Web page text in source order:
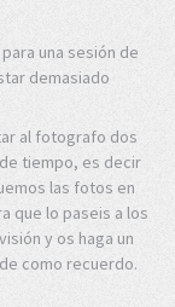
una sesión de
demasiado
al fotografo dos
tiempo, es decir
las fotos en
que lo paseis a los
y os haga un
como recuerdo.